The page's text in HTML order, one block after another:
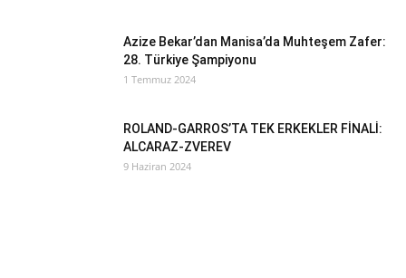
Azize Bekar’dan Manisa’da Muhteşem Zafer:
28. Türkiye Şampiyonu
1 Temmuz 2024
ROLAND-GARROS’TA TEK ERKEKLER FİNALİ:
ALCARAZ-ZVEREV
9 Haziran 2024